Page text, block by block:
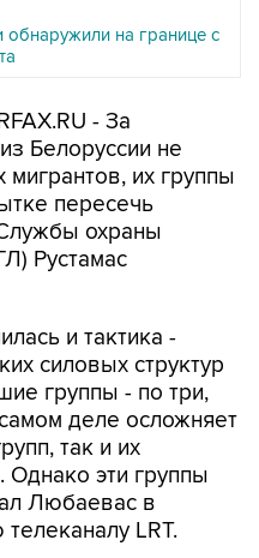
обнаружили на границе с
- За
Белоруссии не
мигрантов, их группы
пересечь
охраны
Рустамас
и тактика -
силовых структур
группы - по три,
деле осложняет
так и их
эти группы
Любаевас в
LRT.